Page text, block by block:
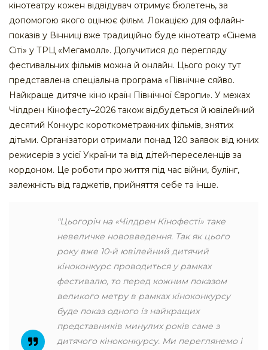
кінотеатру кожен відвідувач отримує бюлетень, за
допомогою якого оцінює фільм. Локацією для офлайн-
показів у Вінниці вже традиційно буде кінотеатр «Сінема
Сіті» у ТРЦ «Мегамолл». Долучитися до перегляду
фестивальних фільмів можна й онлайн. Цього року тут
представлена спеціальна програма «Північне сяйво.
Найкраще дитяче кіно країн Північної Європи». У межах
Чілдрен Кінофесту–2026 також відбудеться й ювілейний
десятий Конкурс короткометражних фільмів, знятих
дітьми. Організатори отримали понад 120 заявок від юних
режисерів з усієї України та від дітей-переселенців за
кордоном. Це роботи про життя під час війни, булінг,
залежність від гаджетів, прийняття себе та інше.
"Цьогоріч на «Чілдрен Кінофесті» таке
невеличке нововведення. Так як цього
року вже 10-й ювілейний дитячий
кіноконкурс проводиться у рамках
фестивалю, то перед кожним показом
великого метру в рамках кіноконкурсу
буде показ одного із найкращих
представників минулих років саме з
дитячого кіноконкурсу. Ми переглянемо і